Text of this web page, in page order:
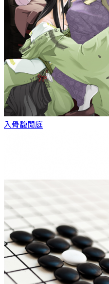
入骨馥閒庭